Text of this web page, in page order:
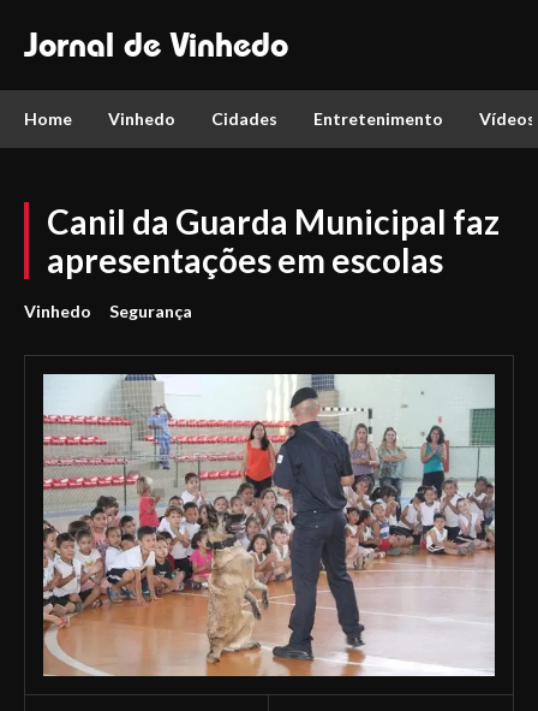
Jornal de Vinhedo
Home Vinhedo Cidades Entretenimento Vídeos
Canil da Guarda Municipal faz
apresentações em escolas
Vinhedo Segurança